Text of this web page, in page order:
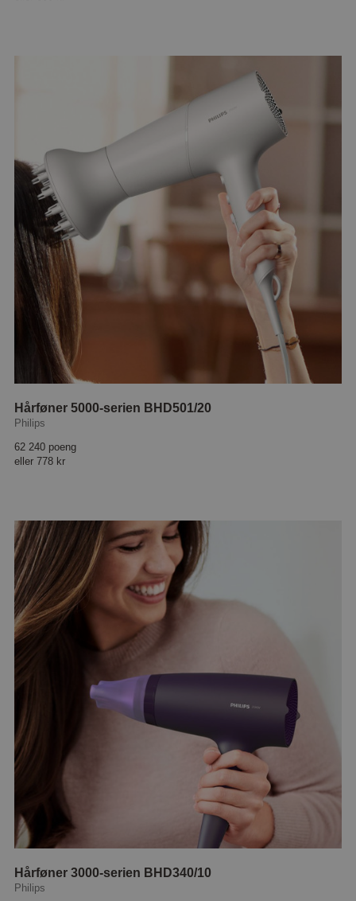
Hårføner 5000-serien BHD501/20
Philips
62 240 poeng
eller 778 kr
Hårføner 3000-serien BHD340/10
Philips